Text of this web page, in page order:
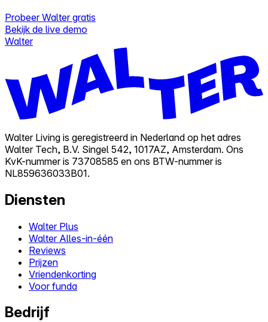
Probeer Walter gratis
Bekijk de live demo
Walter
Walter Living is geregistreerd in Nederland op het adres
Walter Tech, B.V. Singel 542, 1017AZ, Amsterdam. Ons
KvK-nummer is 73708585 en ons BTW-nummer is
NL859636033B01.
Diensten
Walter Plus
Walter Alles-in-één
Reviews
Prijzen
Vriendenkorting
Voor funda
Bedrijf